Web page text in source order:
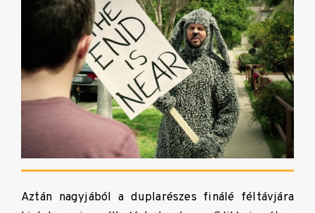
Aztán nagyjából a duplarészes finálé féltávjára